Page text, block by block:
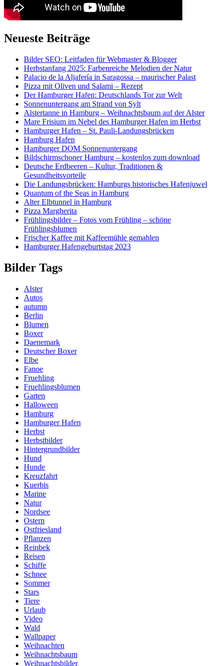
Neueste Beiträge
Bilder SEO: Leitfaden für Webmaster & Blogger
Herbstanfang 2025: Farbenreiche Melodien der Natur
Palacio de la Aljafería in Saragossa – maurischer Palast
Pizza mit Oliven und Salami – Rezept
Der Hamburger Hafen: Deutschlands Tor zur Welt
Sonnenuntergang am Strand von Sylt
Alstertanne in Hamburg – Weihnachtsbaum auf der Alster
Mare Frisium im Nebel des Hamburger Hafen im Herbst
Hamburger Hafen – St. Pauli-Landungsbrücken
Hamburg Hafen
Hamburger DOM Sonnenuntergang
Bildschirmschoner Hamburg – kostenlos zum download
Deutsche Erdbeeren – Kultur, Traditionen &
Gesundheitsvorteile
Die Landungsbrücken: Hamburgs historisches Hafenjuwel
Quantum of the Seas in Hamburg
Alter Elbtunnel in Hamburg
Pizza Margherita
Frühlingsbilder – Fotos vom Frühling – schöne
Frühlingsblumen
Frischer Kaffee mit Kaffeemühle gemahlen
Hamburger Hafengeburtstag 2023
Bilder Tags
Alster
Autos
autumn
Berlin
Blumen
Boxer
Daenemark
Deutscher Boxer
Elbe
Fanoe
Fruehling
Fruehlingsblumen
Garten
Halloween
Hamburg
Hamburger Hafen
Herbst
Herbstbilder
Hintergrundbilder
Hund
Hunde
Kreuzfahrt
Kuerbis
Marine
Natur
Nordsee
Ostern
Ostfriesland
Pflanzen
Reinbek
Reisen
Schiffe
Schnee
Sommer
Stars
Tiere
Urlaub
Video
Wald
Wallpaper
Weihnachten
Weihnachtsbaum
Weihnachtsbilder